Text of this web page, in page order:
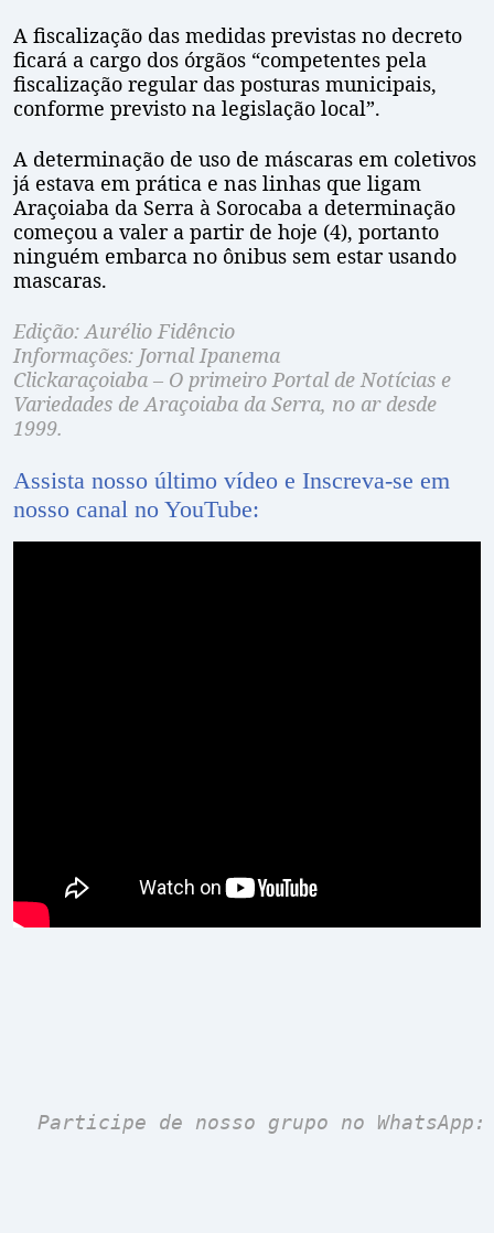
A fiscalização das medidas previstas no decreto
ficará a cargo dos órgãos “competentes pela
fiscalização regular das posturas municipais,
conforme previsto na legislação local”.
A determinação de uso de máscaras em coletivos
já estava em prática e nas linhas que ligam
Araçoiaba da Serra à Sorocaba a determinação
começou a valer a partir de hoje (4), portanto
ninguém embarca no ônibus sem estar usando
mascaras.
Edição: Aurélio Fidêncio
Informações: Jornal Ipanema
Clickaraçoiaba – O primeiro Portal de Notícias e
Variedades de Araçoiaba da Serra, no ar desde
1999.
Assista nosso último vídeo e Inscreva-se em
nosso canal no YouTube:
Participe de nosso grupo no